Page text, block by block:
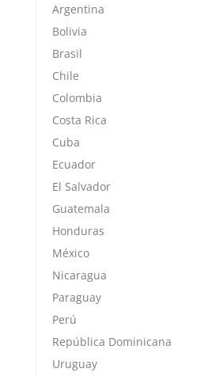
Argentina
Bolivia
Brasil
Chile
Colombia
Costa Rica
Cuba
Ecuador
El Salvador
Guatemala
Honduras
México
Nicaragua
Paraguay
Perú
República Dominicana
Uruguay